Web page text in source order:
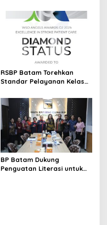
Taekwondo Internasional
Singapura
RSBP Batam Torehkan
Standar Pelayanan Kelas
dari WSO
BP Batam Dukung
Penguatan Literasi untuk